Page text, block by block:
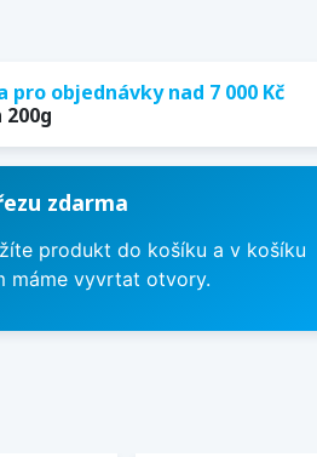
pro objednávky nad 7 000 Kč
zdarma
produkt do košíku a v košíku
máme vyvrtat otvory.